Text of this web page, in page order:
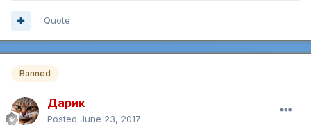
Quote
Banned
Дарик
Posted June 23, 2017